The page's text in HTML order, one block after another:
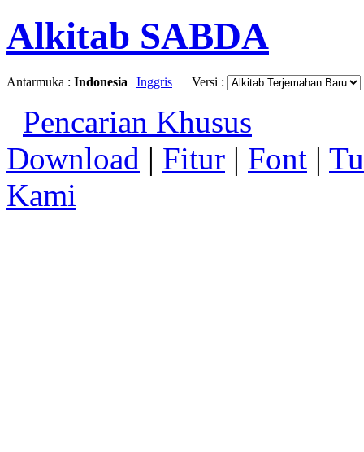
Alkitab SABDA
Antarmuka : Indonesia | Inggris Versi :
Pencarian Khusus
Download | Fitur | Font |
Kami